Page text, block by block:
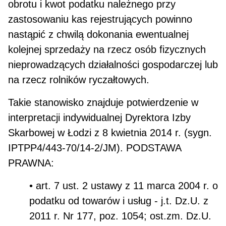
obrotu i kwot podatku należnego przy
zastosowaniu kas rejestrujących powinno
nastąpić z chwilą dokonania ewentualnej
kolejnej sprzedaży na rzecz osób fizycznych
nieprowadzących działalno­ści gospodarczej lub
na rzecz rolników ryczałtowych.
Takie stanowisko znajduje potwierdzenie w
interpretacji indywidualnej Dyrektora Izby
Skarbowej w Ło­dzi z 8 kwietnia 2014 r. (sygn.
IPTPP4/443-70/14-2/JM). PODSTAWA
PRAWNA:
• art. 7 ust. 2 ustawy z 11 marca 2004 r. o
podatku od towarów i usług - j.t. Dz.U. z
2011 r. Nr 177, poz. 1054; ost.zm. Dz.U.